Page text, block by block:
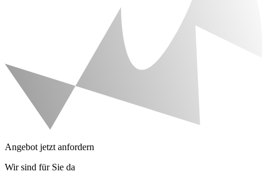
Angebot jetzt anfordern
Wir sind für Sie da